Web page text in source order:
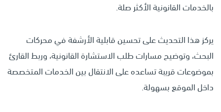
بالخدمات القانونية الأكثر صلة.
يركز هذا التحديث على تحسين قابلية الأرشفة في محركات
البحث، وتوضيح مسارات طلب الاستشارة القانونية، وربط القارئ
بموضوعات قريبة تساعده على الانتقال بين الخدمات المتخصصة
داخل الموقع بسهولة.